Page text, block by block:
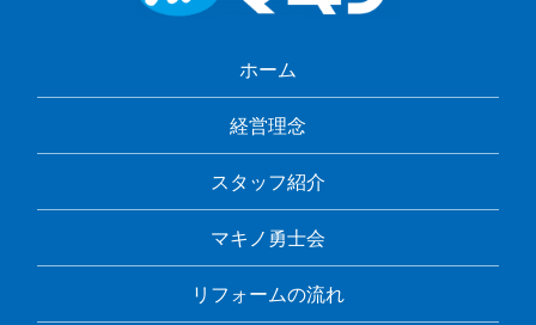
ホーム
経営理念
スタッフ紹介
マキノ勇士会
リフォームの流れ